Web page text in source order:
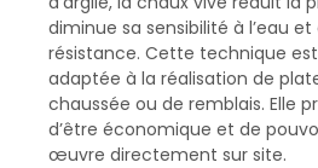
diminue sa sensibilité à l’eau
résistance. Cette technique
adaptée à la réalisation de
chaussée ou de remblais. Elle
d’être économique et de
œuvre directement sur site.